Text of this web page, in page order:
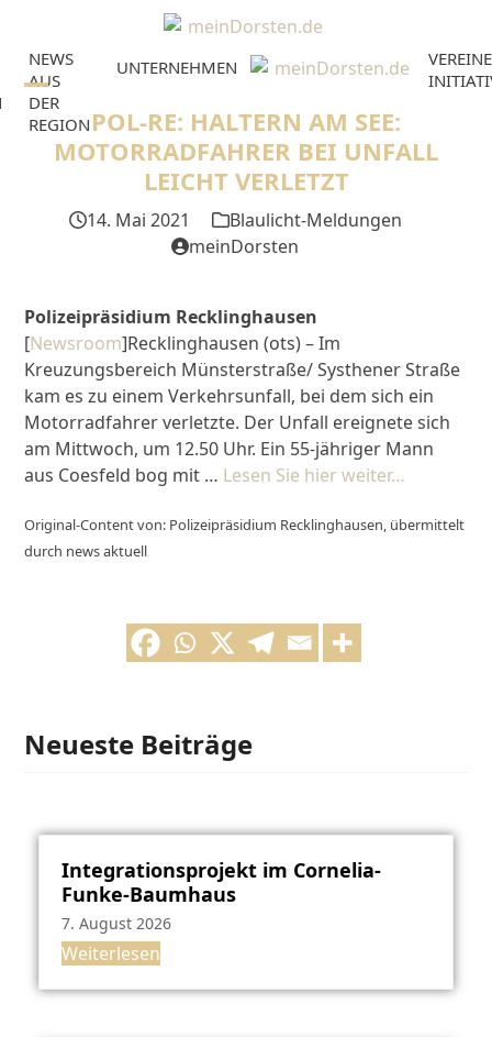
content
NEWS
AUS
DER
REGION
UNTERNEHMEN
Open
mobile
Close
mobile
POL-RE: HALTERN AM SEE:
MOTORRADFAHRER BEI UNFALL
LEICHT VERLETZT
14. Mai 2021
Blaulicht-Meldungen
meinDorsten
Polizeipräsidium Recklinghausen
[Newsroom]Recklinghausen (ots) – Im
Kreuzungsbereich Münsterstraße/ Systhener Straße
kam es zu einem Verkehrsunfall, bei dem sich ein
Motorradfahrer verletzte. Der Unfall ereignete sich
am Mittwoch, um 12.50 Uhr. Ein 55-jähriger Mann
aus Coesfeld bog mit … Lesen Sie hier weiter…
Original-Content von: Polizeipräsidium Recklinghausen, übermittelt
durch news aktuell
Neueste Beiträge
Integrationsprojekt im Cornelia-
Funke-Baumhaus
7. August 2026
Weiterlesen